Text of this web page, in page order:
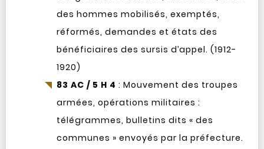
des hommes mobilisés, exemptés,
réformés, demandes et états des
bénéficiaires des sursis d’appel. (1912-
1920)
83 AC / 5 H 4 : Mouvement des troupes
armées, opérations militaires :
télégrammes, bulletins dits « des
communes » envoyés par la préfecture.